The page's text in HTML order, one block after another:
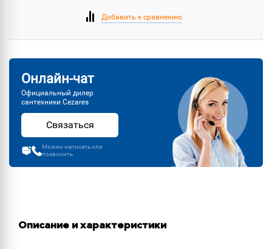
Добавить к сравнению
Онлайн-чат
Официальный дилер
сантехники Cezares
Связаться
Можно написать или
позвонить
Описание и характеристики